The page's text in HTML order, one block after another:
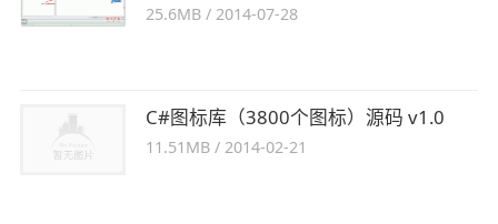
25.6MB / 2014-07-28
C#图标库（3800个图标）源码 v1.0
11.51MB /2014-02-21